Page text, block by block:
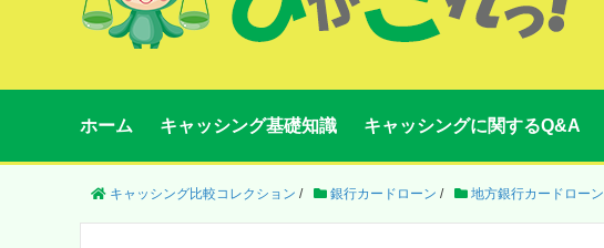
ホーム キャッシング基礎知識 キャッシングに関するQ&A
キャッシング比較コレクション / 銀行カードローン / 地方銀行カードローン